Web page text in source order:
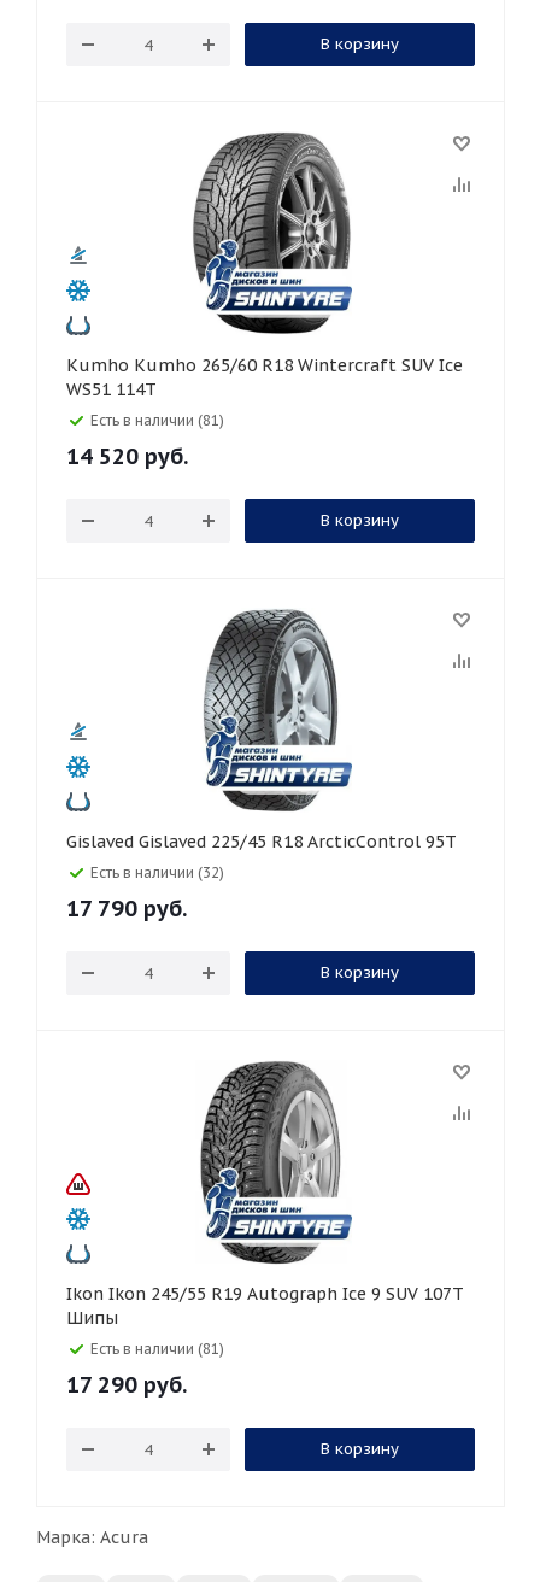
В корзину
Kumho Kumho 265/60 R18 Wintercraft SUV Ice
WS51 114T
Есть в наличии (81)
14 520 руб.
В корзину
Gislaved Gislaved 225/45 R18 ArcticControl 95T
Есть в наличии (32)
17 790 руб.
В корзину
Ikon Ikon 245/55 R19 Autograph Ice 9 SUV 107T
Шипы
Есть в наличии (81)
17 290 руб.
В корзину
Марка: Acura